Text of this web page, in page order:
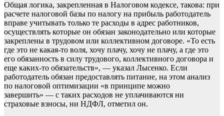
Общая логика, закрепленная в Налоговом кодексе, такова: при
расчете налоговой базы по налогу на прибыль работодатель
вправе учитывать только те расходы в адрес работников,
осуществлять которые он обязан законодательно или которые
закреплены в трудовом или коллективном договоре. «То есть
где это не какая-то воля, хочу плачу, хочу не плачу, а где это
его обязанность в силу трудового, коллективного договора и
еще каких-то обязательств», — указал Лысенко. Если
работодатель обязан предоставлять питание, на этом анализ
по налоговой оптимизации «в принципе можно
завершить» — с таких расходов не уплачиваются ни
страховые взносы, ни НДФЛ, отметил он.